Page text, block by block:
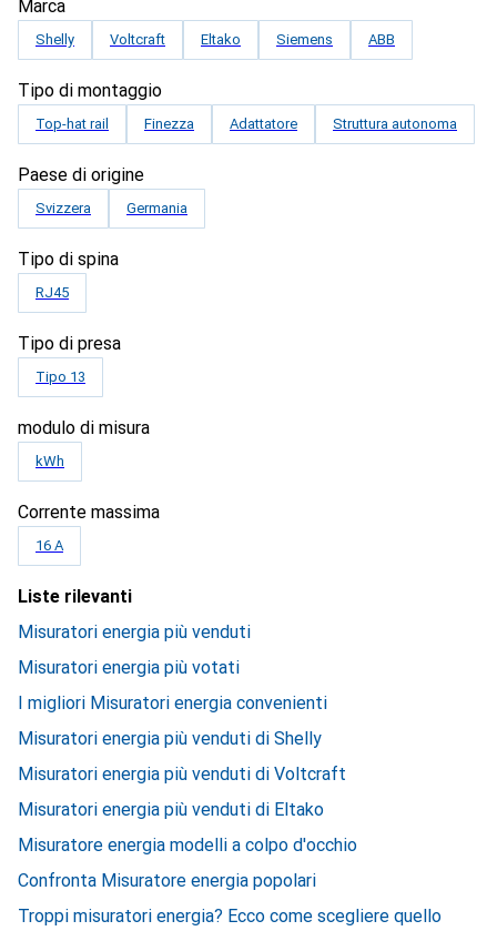
Marca
Shelly Voltcraft Eltako Siemens ABB
Tipo di montaggio
Top-hat rail Finezza Adattatore Struttura autonoma
Paese di origine
Svizzera Germania
Tipo di spina
RJ45
Tipo di presa
Tipo 13
modulo di misura
kWh
Corrente massima
16 A
Liste rilevanti
Misuratori energia più venduti
Misuratori energia più votati
I migliori Misuratori energia convenienti
Misuratori energia più venduti di Shelly
Misuratori energia più venduti di Voltcraft
Misuratori energia più venduti di Eltako
Misuratore energia modelli a colpo d'occhio
Confronta Misuratore energia popolari
Troppi misuratori energia? Ecco come scegliere quello